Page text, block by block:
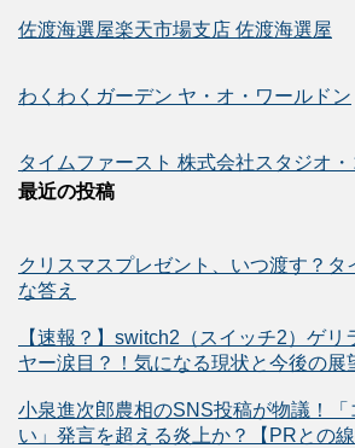
佐渡海選屋楽天市場支店 佐渡海選屋
わくわくガーデン ヤ・オ・ワールドン
タイムファースト 株式会社スタジオ
最近の投稿
クリスマスプレゼント、いつ渡す？タ
な答え
【速報？】switch2（スイッチ2）ゲリ
ヤー涙目？！気になる現状と今後の展
小泉進次郎農相のSNS投稿が物議！「
い」発言を超える炎上か？【PRとの線